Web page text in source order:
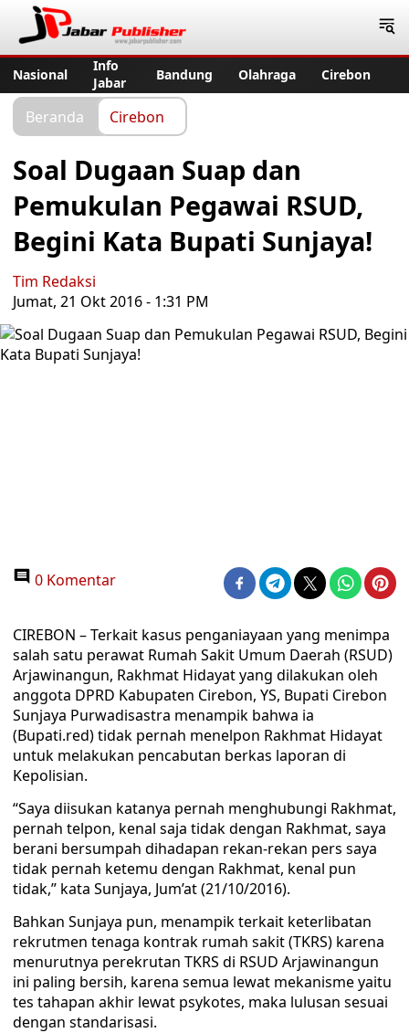
Nasional
Info
Jabar
Bandung Olahraga Cirebon
Beranda Cirebon
Soal Dugaan Suap dan
Pemukulan Pegawai RSUD,
Begini Kata Bupati Sunjaya!
Tim Redaksi
Jumat, 21 Okt 2016 - 1:31 PM
0 Komentar
CIREBON – Terkait kasus penganiayaan yang menimpa
salah satu perawat Rumah Sakit Umum Daerah (RSUD)
Arjawinangun, Rakhmat Hidayat yang dilakukan oleh
anggota DPRD Kabupaten Cirebon, YS, Bupati Cirebon
Sunjaya Purwadisastra menampik bahwa ia
(Bupati.red) tidak pernah menelpon Rakhmat Hidayat
untuk melakukan pencabutan berkas laporan di
Kepolisian.
“Saya diisukan katanya pernah menghubungi Rakhmat,
pernah telpon, kenal saja tidak dengan Rakhmat, saya
berani bersumpah dihadapan rekan-rekan pers saya
tidak pernah ketemu dengan Rakhmat, kenal pun
tidak,” kata Sunjaya, Jum’at (21/10/2016).
Bahkan Sunjaya pun, menampik terkait keterlibatan
rekrutmen tenaga kontrak rumah sakit (TKRS) karena
menurutnya perekrutan TKRS di RSUD Arjawinangun
ini paling bersih, karena semua lewat mekanisme yaitu
tes tahapan akhir lewat psykotes, maka lulusan sesuai
dengan standarisasi.